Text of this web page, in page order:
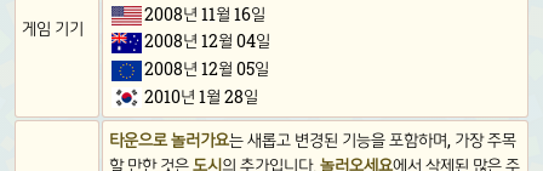
게임 기기
2008년 11월 16일
2008년 12월 04일
2008년 12월 05일
2010년 1월 28일
타운으로 놀러가요는 새롭고 변경된 기능을 포함하며, 가장 주목
할 만한 것은도시의 추가입니다. 놀러오세요에서 삭제된 많은 주